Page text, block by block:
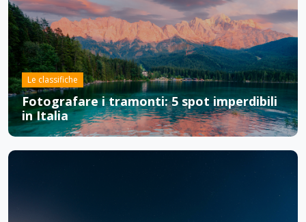
Le classifiche
Fotografare i tramonti: 5 spot imperdibili
in Italia